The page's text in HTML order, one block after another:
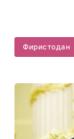
Фиристодан